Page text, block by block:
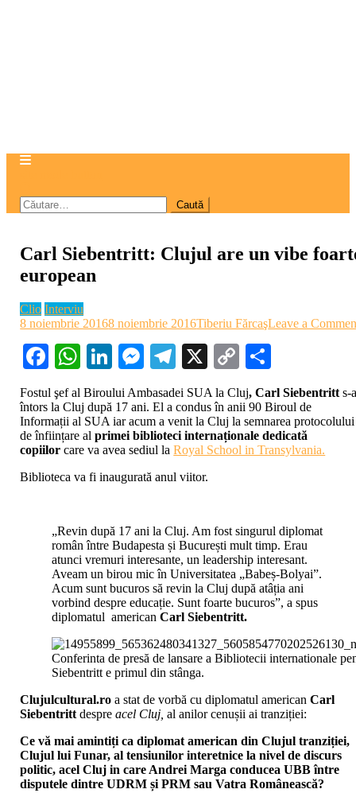
Caută
după:
Carl Siebentritt: Clujul are un vibe
european
Clio Interviu
8 noiembrie 20168 noiembrie 2016Tiberiu FărcaşLeave a
Facebook
WhatsApp
LinkedIn
Messenger
Telegram
X
Copy
Link
Fostul şef al Biroului Ambasadei SUA la Cluj, Carl Siebentritts-
întors la Cluj după 17 ani. El a condus în anii 90 Biroul de
Informații al SUA iar acum a venit la Cluj la semnarea protocolului
de înființare alprimei biblioteci internaționale dedicată
copiilor care va avea sediul laRoyal School in Transylvania.
Biblioteca va fi inaugurată anul viitor.
„Revin după 17 ani la Cluj. Am fost singurul diplomat
român între Budapesta și București mult timp. Erau
atunci vremuri interesante, un leadership interesant.
Aveam un birou mic în Universitatea „Babeș-Bolyai”.
Acum sunt bucuros să revin la Cluj după atâția ani
vorbind despre educație. Sunt foarte bucuros”, a spus
diplomatul americanCarl Siebentritt.
Conferinta de presă de lansare a Bibliotecii internationale
Siebentritt e primul din stânga.
Clujulcultural.ro a stat de vorbă cu diplomatul americanCarl
Siebentrittdespre acel Cluj,al anilor cenușii ai tranziției:
Ce vă mai amintiți ca diplomat american din Clujul tranziției,
Clujul lui Funar, al tensiunilor interetnice la nivel de discurs
politic, acel Cluj in care Andrei Marga conducea UBB între
disputele dintre UDRM și PRM sau Vatra Românească?